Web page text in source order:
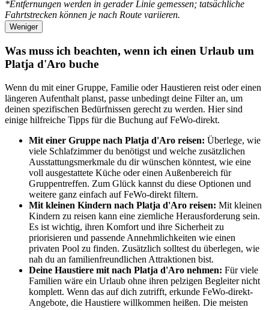
*Entfernungen werden in gerader Linie gemessen; tatsächliche
Fahrtstrecken können je nach Route variieren.
Weniger
Was muss ich beachten, wenn ich einen Urlaub um
Platja d'Aro buche
Wenn du mit einer Gruppe, Familie oder Haustieren reist oder einen
längeren Aufenthalt planst, passe unbedingt deine Filter an, um
deinen spezifischen Bedürfnissen gerecht zu werden. Hier sind
einige hilfreiche Tipps für die Buchung auf FeWo-direkt.
Mit einer Gruppe nach Platja d'Aro reisen: Überlege, wie
viele Schlafzimmer du benötigst und welche zusätzlichen
Ausstattungsmerkmale du dir wünschen könntest, wie eine
voll ausgestattete Küche oder einen Außenbereich für
Gruppentreffen. Zum Glück kannst du diese Optionen und
weitere ganz einfach auf FeWo-direkt filtern.
Mit kleinen Kindern nach Platja d'Aro reisen: Mit kleinen
Kindern zu reisen kann eine ziemliche Herausforderung sein.
Es ist wichtig, ihren Komfort und ihre Sicherheit zu
priorisieren und passende Annehmlichkeiten wie einen
privaten Pool zu finden. Zusätzlich solltest du überlegen, wie
nah du an familienfreundlichen Attraktionen bist.
Deine Haustiere mit nach Platja d'Aro nehmen: Für viele
Familien wäre ein Urlaub ohne ihren pelzigen Begleiter nicht
komplett. Wenn das auf dich zutrifft, erkunde FeWo-direkt-
Angebote, die Haustiere willkommen heißen. Die meisten